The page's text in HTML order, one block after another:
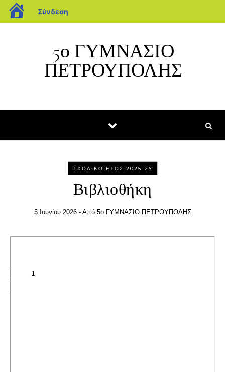
blogs.sch.gr
Σύνδεση
5ο ΓΥΜΝΑΣΙΟ
ΠΕΤΡΟΥΠΟΛΗΣ
ΣΧΟΛΙΚΌ ΈΤΟΣ 2025-26
Βιβλιοθήκη
5 Ιουνίου 2026 - Από 5ο ΓΥΜΝΑΣΙΟ ΠΕΤΡΟΥΠΟΛΗΣ